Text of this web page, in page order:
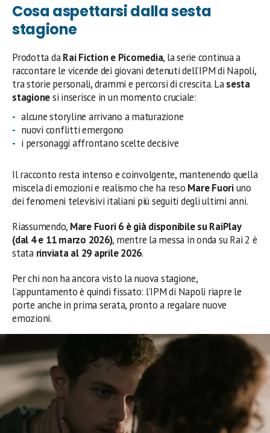
Cosa aspettarsi dalla sesta
stagione
Prodotta daRai Fiction e Picomedia, la serie continua a
raccontare le vicende dei giovani detenuti dell’IPM di Napoli,
tra storie personali, drammi e percorsi di crescita. Lasesta
stagionesi inserisce in un momento cruciale:
alcune storyline arrivano a maturazione
nuovi conflitti emergono
i personaggi affrontano scelte decisive
Il racconto resta intenso e coinvolgente, mantenendo quella
miscela di emozioni e realismo che ha reso Mare Fuoriuno
dei fenomeni televisivi italiani più seguiti degli ultimi anni.
Riassumendo, Mare Fuori 6 è già disponibile su RaiPlay
(dal 4 e 11 marzo 2026), mentre la messa in onda su Rai 2 è
stata rinviata al 29 aprile 2026.
Per chi non ha ancora visto la nuova stagione,
l’appuntamento è quindi fissato: l’IPM di Napoli riapre le
porte anche in prima serata, pronto a regalare nuove
emozioni.